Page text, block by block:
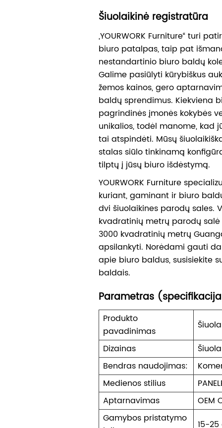
Šiuolaikinė registratūra
„YOURWORK Furniture“ turi
biuro patalpas, taip pat
nestandartinio biuro baldų
Galime pasiūlyti kūrybiškus
žemos kainos, gero
baldų sprendimus. Kiekviena
pagrindinės įmonės kokybės
unikalios, todėl manome, kad
tai atspindėti. Mūsų
stalas siūlo tinkinamą
tilptų į jūsų biuro išdėstymą.
YOURWORK Furniture
kuriant, gaminant ir biuro
dvi šiuolaikines parodų sales.
kvadratinių metrų parodų salė
3000 kvadratinių metrų
apsilankyti. Norėdami gauti
apie biuro baldus, susisiekite
baldais.
Parametras
Produkto
pavadinimas
Dizainas
Bendras naudojimas:
Medienos stilius
Aptarnavimas
OEM
Gamybos pristatymo
15-